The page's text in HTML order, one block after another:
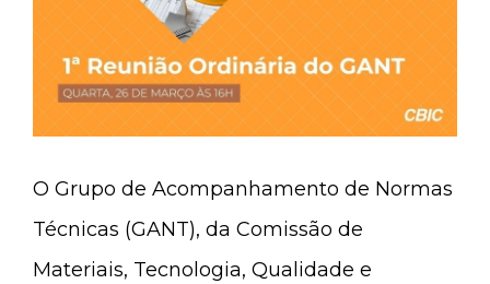
O Grupo de Acompanhamento de Normas
Técnicas (GANT), da Comissão de
Materiais, Tecnologia, Qualidade e